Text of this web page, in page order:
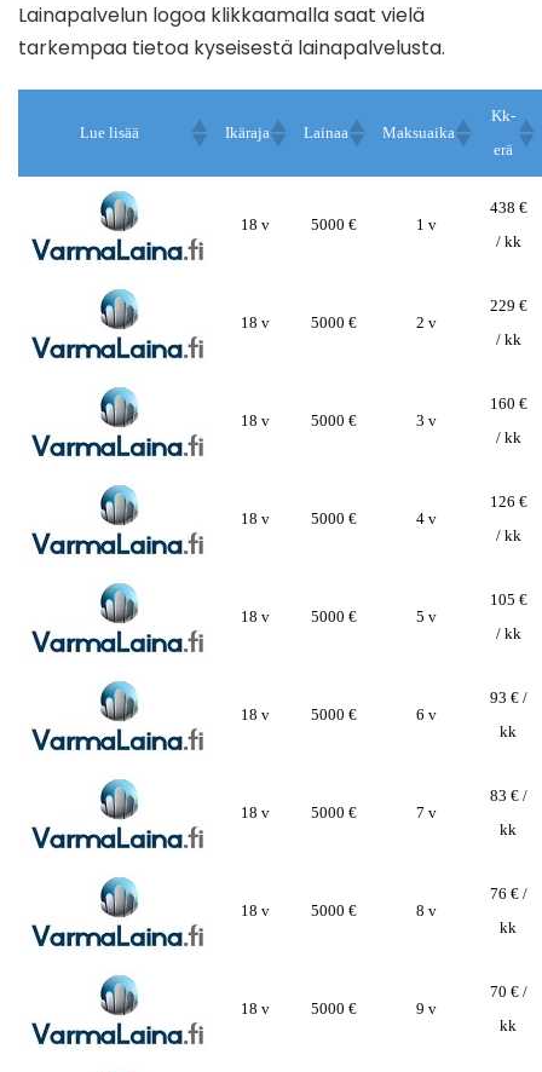
Lainapalvelun logoa klikkaamalla saat vielä
tarkempaa tietoa kyseisestä lainapalvelusta.
Lue lisää Ikäraja Lainaa Maksuaika
Kk-
erä
18 v 5000 € 1 v
438 €
/ kk
18 v 5000 € 2 v
229 €
/ kk
18 v 5000 € 3 v
160 €
/ kk
18 v 5000 € 4 v
126 €
/ kk
18 v 5000 € 5 v
105 €
/ kk
18 v 5000 € 6 v
93 € /
kk
18 v 5000 € 7 v
83 € /
kk
18 v 5000 € 8 v
76 € /
kk
18 v 5000 € 9 v
70 € /
kk